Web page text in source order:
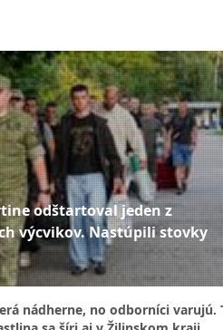
odštartoval jeden z
výcvikov. Nastúpili stovky
nádherne, no odborníci varujú.